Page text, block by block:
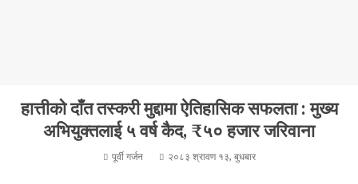
हात्तीको दाँत तस्करी मुद्दामा ऐतिहासिक सफलता : मुख्य
अभियुक्तलाई ५ वर्ष कैद, ₹५० हजार जरिवाना
पूर्वी गर्जन २०८३ श्रावण १३, बुधबार